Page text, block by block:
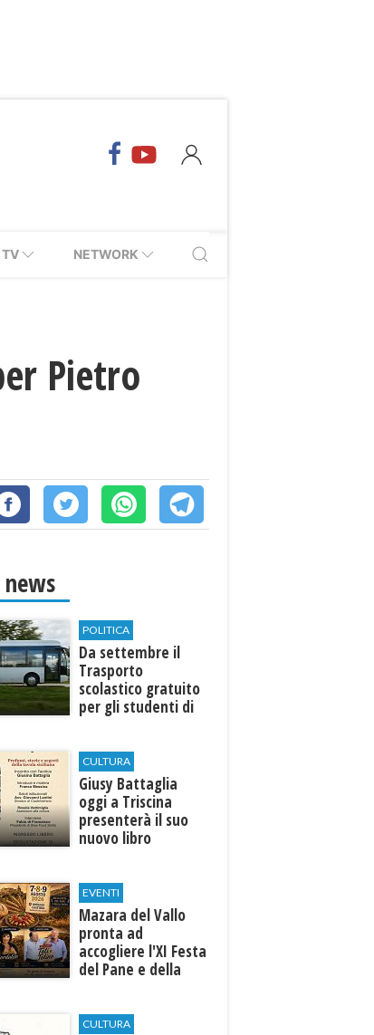
TV NETWORK
Pietro
POLITICA
Da settembre il
Trasporto
scolastico gratuito
per gli studenti di
CULTURA
Giusy Battaglia
oggi a Triscina
presenterà il suo
nuovo libro
EVENTI
Mazara del Vallo
pronta ad
accogliere l'XI Festa
del Pane e della
CULTURA